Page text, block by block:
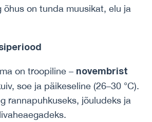
õhus on tunda muusikat, elu ja
on troopiline – novembrist
soe ja päikeseline (26–30 °C).
rannapuhkuseks, jõuludeks ja